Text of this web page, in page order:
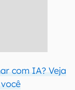
com IA? Veja